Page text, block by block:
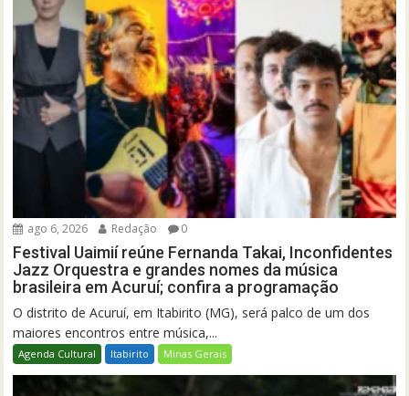
ago 6, 2026 Redação 0
Festival Uaimií reúne Fernanda Takai, Inconfidentes
Jazz Orquestra e grandes nomes da música
brasileira em Acuruí; confira a programação
O distrito de Acuruí, em Itabirito (MG), será palco de um dos
maiores encontros entre música,...
Agenda Cultural Itabirito Minas Gerais